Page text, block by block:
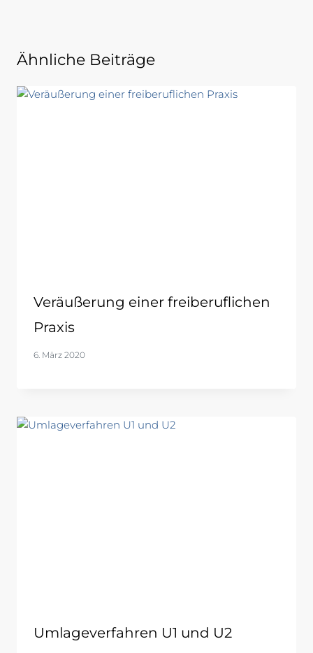
Ähnliche Beiträge
Veräußerung einer freiberuflichen
Praxis
6. März 2020
Umlageverfahren U1 und U2